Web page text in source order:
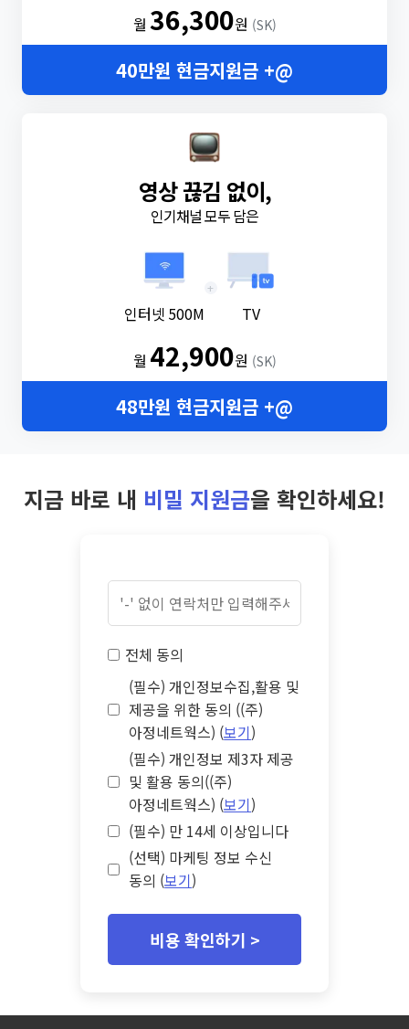
월36,300원 (SK)
40만원 현금지원금 +@
영상 끊김 없이,
인기채널 모두 담은
인터넷 500M
+
TV
월 42,900원 (SK)
48만원 현금지원금 +@
지금 바로 내 비밀 지원금을 확인하세요!
전체 동의
(필수) 개인정보수집,활용 및
제공을 위한 동의 ((주)
아정네트웍스) (보기)
(필수) 개인정보 제3자 제공
및 활용 동의((주)
아정네트웍스) (보기)
(필수) 만 14세 이상입니다
(선택) 마케팅 정보 수신
동의 (보기)
비용 확인하기 >